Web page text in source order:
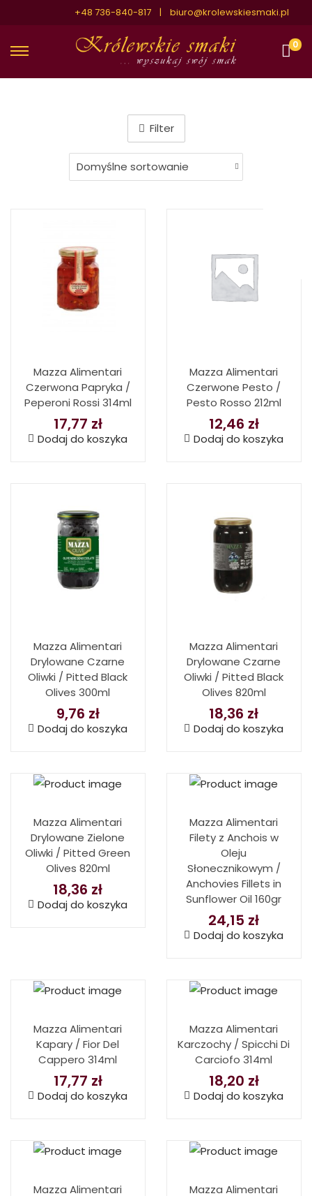
+48 736-840-817 | biuro@krolewskiesmaki.pl
0
Filter
Mazza Alimentari
Czerwona Papryka /
Peperoni Rossi 314ml
17,77 zł
Dodaj do koszyka
Mazza Alimentari
Czerwone Pesto /
Pesto Rosso 212ml
12,46 zł
Dodaj do koszyka
Mazza Alimentari
Drylowane Czarne
Oliwki / Pitted Black
Olives 300ml
9,76 zł
Dodaj do koszyka
Mazza Alimentari
Drylowane Czarne
Oliwki / Pitted Black
Olives 820ml
18,36 zł
Dodaj do koszyka
Mazza Alimentari
Drylowane Zielone
Oliwki / Pitted Green
Olives 820ml
18,36 zł
Dodaj do koszyka
Mazza Alimentari
Filety z Anchois w
Oleju
Słonecznikowym /
Anchovies Fillets in
Sunflower Oil 160gr
24,15 zł
Dodaj do koszyka
Mazza Alimentari
Kapary / Fior Del
Cappero 314ml
17,77 zł
Dodaj do koszyka
Mazza Alimentari
Karczochy / Spicchi Di
Carciofo 314ml
18,20 zł
Dodaj do koszyka
Mazza Alimentari
Mazza Alimentari